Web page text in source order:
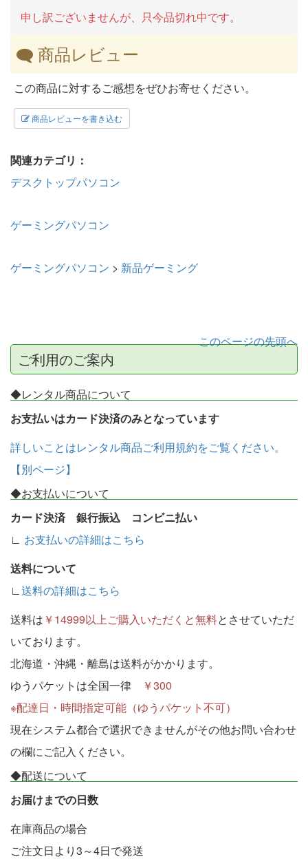
申し訳ございませんが、只今品切れ中です。
商品レビュー
この商品に対するご感想をぜひお寄せください。
商品レビューを書き込む
関連カテゴリ：
デスクトップパソコン
ゲーミングパソコン
ゲーミングパソコン > 新品ゲーミング
このページの先頭へ
ご利用のご案内
◆レンタル商品について
お支払いはカード決済のみとなっています
詳しいことはレンタル商品ご利用規約をご覧ください。
【別ページ】
◆お支払いについて
カード決済 銀行振込 コンビニ払い
∟ お支払いの詳細はこちら
送料について
∟ 送料の詳細はこちら
送料は ￥14999以上ご購入いただくと無料とさせていただ
いております。
北海道・沖縄・離島は送料がかかります。
ゆうパケットは全国一律
￥300
※配達日・時間指定可能（ゆうパケット不可）
現在システム都合で選択できませんがその他お問い合わせ
の欄にご記入ください。
◆配送について
お届けまでの日数
在庫商品の場合
ご注文日より3～4日で発送